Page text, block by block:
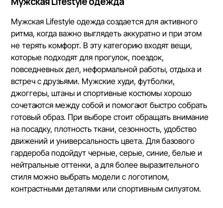
Мужская Lifestyle одежда создается для активного
ритма, когда важно выглядеть аккуратно и при этом
не терять комфорт. В эту категорию входят вещи,
которые подходят для прогулок, поездок,
повседневных дел, неформальной работы, отдыха и
встреч с друзьями. Мужские худи, футболки,
джоггеры, штаны и спортивные костюмы хорошо
сочетаются между собой и помогают быстро собрать
готовый образ. При выборе стоит обращать внимание
на посадку, плотность ткани, сезонность, удобство
движений и универсальность цвета. Для базового
гардероба подойдут черные, серые, синие, белые и
нейтральные оттенки, а для более выразительного
стиля можно выбрать модели с логотипом,
контрастными деталями или спортивным силуэтом.